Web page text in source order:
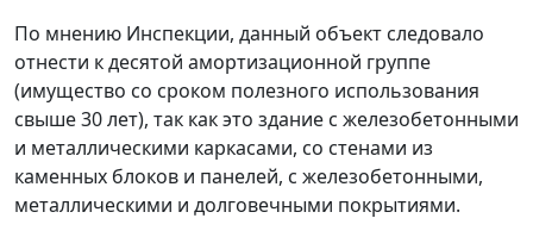
По мнению Инспекции, данный объект следовало
отнести к десятой амортизационной группе
(имущество со сроком полезного использования
свыше 30 лет), так как это здание с железобетонными
и металлическими каркасами, со стенами из
каменных блоков и панелей, с железобетонными,
металлическими и долговечными покрытиями.